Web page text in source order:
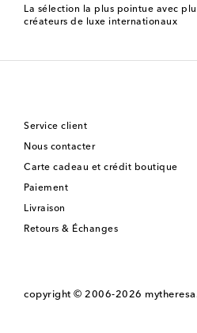
La sélection la plus pointue avec
créateurs de luxe internationaux
Service client
Nous contacter
Carte cadeau et crédit boutique
Paiement
Livraison
Retours & Échanges
copyright © 2006-2026